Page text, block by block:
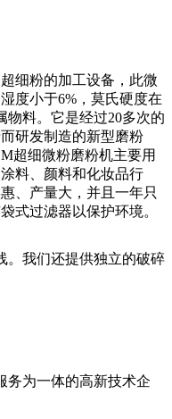
细粉的加工设备，此微
度小于6%，莫氏硬度在
物料。它是经过20多次的
研发制造的新型磨粉
超细微粉磨粉机主要用
料、颜料和化妆品行
、产量大，并且一年只
式过滤器以保护环境。
。我们还提供独立的破碎
务为一体的高新技术企